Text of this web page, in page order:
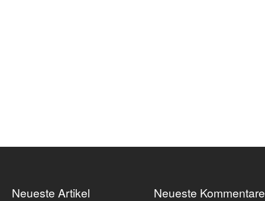
Neueste Artikel Neueste Kommentare